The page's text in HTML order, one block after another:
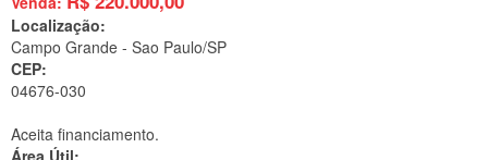
Localização:
Campo Grande - Sao Paulo/SP
CEP:
04676-030
Aceita financiamento.